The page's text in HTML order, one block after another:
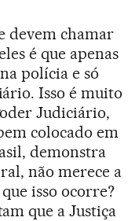
devem chamar
é que apenas
polícia e só
Isso é muito
Judiciário,
colocado em
demonstra
não merece a
isso ocorre?
que a Justiça